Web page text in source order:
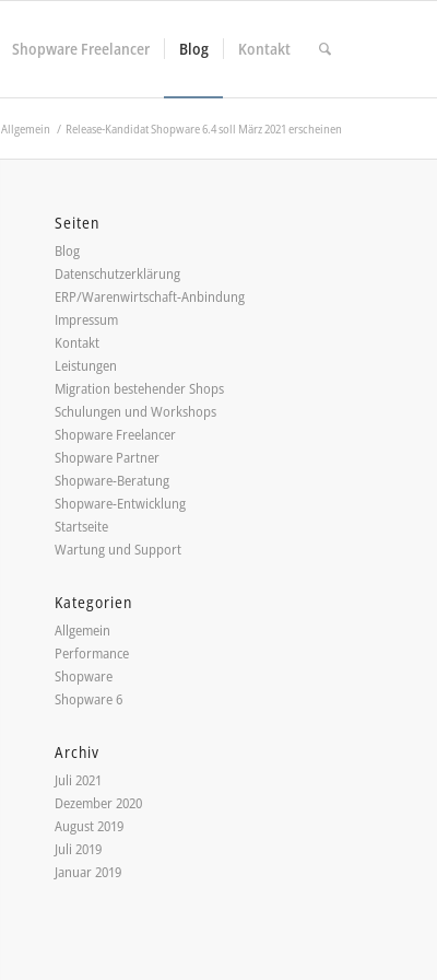
Shopware Freelancer Blog Kontakt
Allgemein / Release-Kandidat Shopware 6.4 soll März 2021 erscheinen
Seiten
Blog
Datenschutzerklärung
ERP/Warenwirtschaft-Anbindung
Impressum
Kontakt
Leistungen
Migration bestehender Shops
Schulungen und Workshops
Shopware Freelancer
Shopware Partner
Shopware-Beratung
Shopware-Entwicklung
Startseite
Wartung und Support
Kategorien
Allgemein
Performance
Shopware
Shopware 6
Archiv
Juli 2021
Dezember 2020
August 2019
Juli 2019
Januar 2019